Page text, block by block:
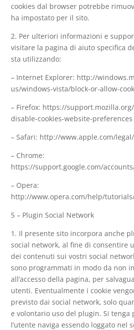
cookies dal browser potrebbe
ha impostato per il sito.
2. Per ulteriori informazioni e
visitare la pagina di aiuto specifica
sta utilizzando:
– Internet Explorer: http://
us/windows-vista/block-or-allow-
– Firefox: https://
disable-cookies-website-preferences
– Safari: http://www.apple.com/
– Chrome:
https://support.google.com/
– Opera:
http://www.opera.com/help/
5 – Plugin Social Network
1. Il presente sito incorpora anche
social network, al fine di consentire
dei contenuti sui vostri social
sono programmati in modo da non
all’accesso della pagina, per
utenti. Eventualmente i cookie
previsto dai social network, solo
e volontario uso del plugin. Si tenga
l’utente naviga essendo loggato nel